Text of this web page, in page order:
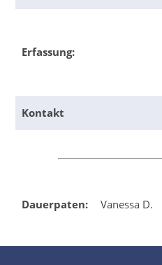
Erfassung:
Kontakt
Dauerpaten: Vanessa D.